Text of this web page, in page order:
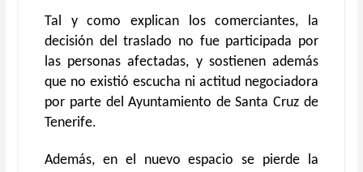
Tal y como explican los comerciantes, la
decisión del traslado no fue participada por
las personas afectadas, y sostienen además
que no existió escucha ni actitud negociadora
por parte del Ayuntamiento de Santa Cruz de
Tenerife.
Además, en el nuevo espacio se pierde la